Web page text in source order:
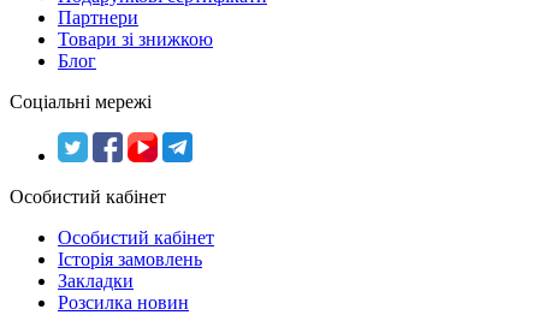
Партнери
Товари зі знижкою
Блог
Соціальні мережі
Особистий кабінет
Особистий кабінет
Історія замовлень
Закладки
Розсилка новин